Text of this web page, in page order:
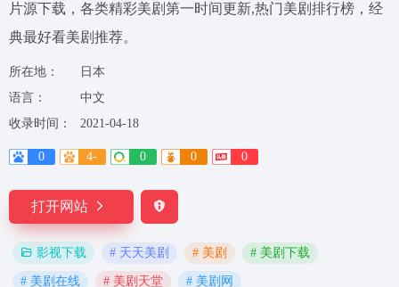
片源下载，各类精彩美剧第一时间更新,热门美剧排行榜，经
典最好看美剧推荐。
所在地：
日本
语言：
中文
收录时间：
2021-04-18
0 4- 0 0 0
打开网站
影视下载 # 天天美剧 # 美剧 # 美剧下载
# 美剧在线 # 美剧天堂 # 美剧网